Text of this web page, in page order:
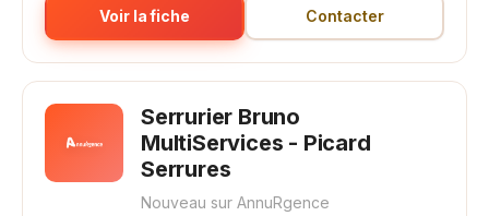
Voir la fiche Contacter
Serrurier Bruno
MultiServices - Picard
Serrures
Nouveau sur AnnuRgence